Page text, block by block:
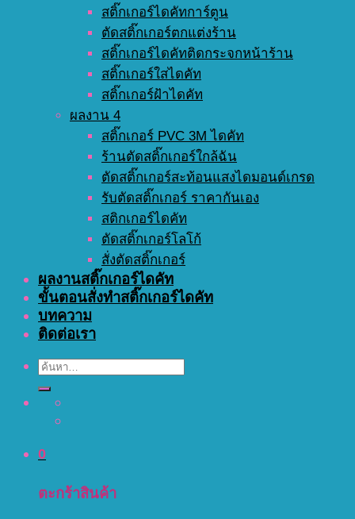
สติ๊กเกอร์ไดคัทการ์ตูน
ตัดสติ๊กเกอร์ตกแต่งร้าน
สติ๊กเกอร์ไดคัทติดกระจกหน้าร้าน
สติ๊กเกอร์ใสไดคัท
สติ๊กเกอร์ฝ้าไดคัท
ผลงาน 4
สติ๊กเกอร์ PVC 3M ไดคัท
ร้านตัดสติ๊กเกอร์ใกล้ฉัน
ตัดสติ๊กเกอร์สะท้อนแสงไดมอนด์เกรด
รับตัดสติ๊กเกอร์ ราคากันเอง
สติกเกอร์ไดคัท
ตัดสติ๊กเกอร์โลโก้
สั่งตัดสติ๊กเกอร์
ผลงานสติ๊กเกอร์ไดคัท
ขั้นตอนสั่งทำสติ๊กเกอร์ไดคัท
บทความ
ติดต่อเรา
ค้นหา:
0
ตะกร้าสินค้า